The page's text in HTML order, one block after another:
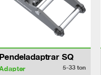
Pendeladaptrar SQ
5-33ton